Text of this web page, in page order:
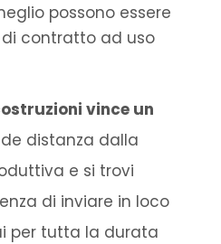
possono essere
contratto ad uso
vince un
distanza dalla
e si trovi
di inviare in loco
per tutta la durata